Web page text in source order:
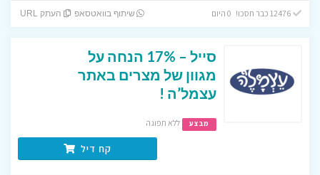
12476 כבר חסכו! 0 היום שיתוף בוואטסאפ העתק URL
סייל – 17% הנחה על
מגוון של מצרים באתר
עצמל’ה !
מבצע ללא תפוגה
קח דיל